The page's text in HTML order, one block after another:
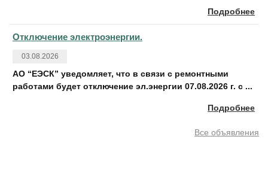
Подробнее
Отключение электроэнергии.
03.08.2026
АО “ЕЭСК” уведомляет, что в связи с ремонтными
работами будет отключение эл.энергии 07.08.2026 г. с ...
Подробнее
Все объявления